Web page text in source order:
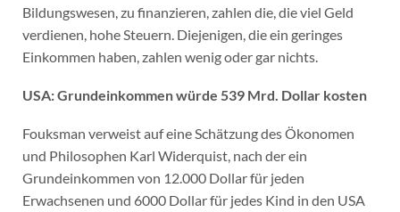
Bildungswesen, zu finanzieren, zahlen die, die viel Geld
verdienen, hohe Steuern. Diejenigen, die ein geringes
Einkommen haben, zahlen wenig oder gar nichts.
USA: Grundeinkommen würde 539 Mrd. Dollar kosten
Fouksman verweist auf eine Schätzung des Ökonomen
und Philosophen Karl Widerquist, nach der ein
Grundeinkommen von 12.000 Dollar für jeden
Erwachsenen und 6000 Dollar für jedes Kind in den USA